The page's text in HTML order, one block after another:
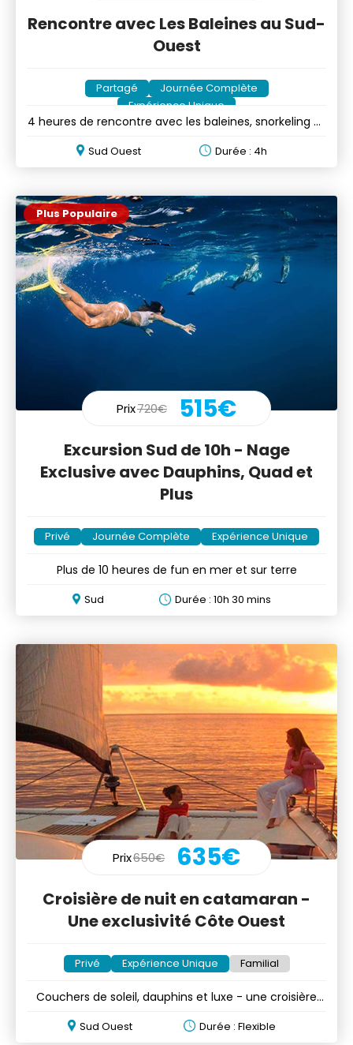
Rencontre avec Les Baleines au Sud-
Ouest
Partagé
Journée Complète
Expérience Unique
4 heures de rencontre avec les baleines, snorkeling et
Sud Ouest Durée : 4h
Plus Populaire
Prix720€ 515€
Excursion Sud de 10h - Nage
Exclusive avec Dauphins, Quad et
Plus
Privé Journée Complète Expérience Unique
Plus de 10 heures de fun en mer et sur terre
Sud Durée : 10h 30 mins
Prix650€ 635€
Croisière de nuit en catamaran -
Une exclusivité Côte Ouest
Privé Expérience Unique Familial
Couchers de soleil, dauphins et luxe - une croisière
Sud Ouest Durée : Flexible